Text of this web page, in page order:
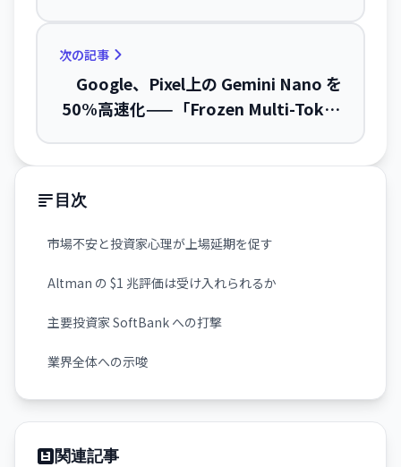
次の記事
Google、Pixel上の Gemini Nano を
50%高速化——「Frozen Multi-Token
目次
市場不安と投資家心理が上場延期を促す
Altman の $1 兆評価は受け入れられるか
主要投資家 SoftBank への打撃
業界全体への示唆
関連記事